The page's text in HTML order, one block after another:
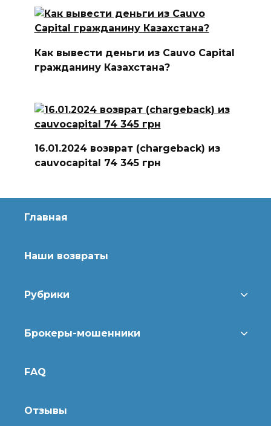
Как вывести деньги из Cauvo Capital
гражданину Казахстана?
16.01.2024 возврат (chargeback) из
cauvocapital 74 345 грн
Главная
Наши возвраты
Рубрики
Брокеры-мошенники
FAQ
Отзывы